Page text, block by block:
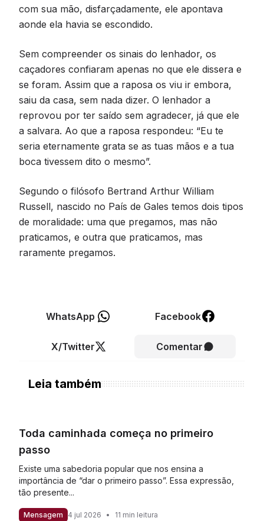
com sua mão, disfarçadamente, ele apontava
aonde ela havia se escondido.
Sem compreender os sinais do lenhador, os
caçadores confiaram apenas no que ele dissera e
se foram. Assim que a raposa os viu ir embora,
saiu da casa, sem nada dizer. O lenhador a
reprovou por ter saído sem agradecer, já que ele
a salvara. Ao que a raposa respondeu: “Eu te
seria eternamente grata se as tuas mãos e a tua
boca tivessem dito o mesmo”.
Segundo o filósofo Bertrand Arthur William
Russell, nascido no País de Gales temos dois tipos
de moralidade: uma que pregamos, mas não
praticamos, e outra que praticamos, mas
raramente pregamos.
WhatsApp Facebook
X/Twitter Comentar
Leia também
Toda caminhada começa no primeiro
passo
Existe uma sabedoria popular que nos ensina a
importância de “dar o primeiro passo”. Essa expressão,
tão presente...
Mensagem 4 jul 2026 • 11 min leitura